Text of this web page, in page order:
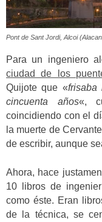
Pont de Sant Jordi, Alcoi
Para un ingeniero
ciudad de los
Quijote que «
cincuenta años«,
coincidiendo con el
la muerte de
de escribir, aunque
Ahora, hace
10 libros de
como éste. Eran
de la técnica, se